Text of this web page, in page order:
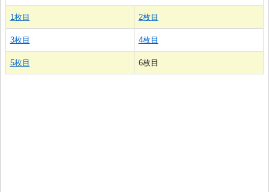
1枚目 2枚目
3枚目 4枚目
5枚目 6枚目